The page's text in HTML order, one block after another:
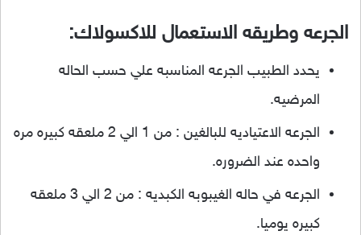
الجرعه وطريقه الاستعمال للاكسولاك:
يحدد الطبيب الجرعه المناسبه علي حسب الحاله
المرضيه.
الجرعه الاعتياديه للبالغين : من 1 الي 2 ملعقه كبيره مره
واحده عند الضروره.
الجرعه في حاله الغيبوبه الكبديه : من 2 الي 3 ملعقه
كبيره يوميا.